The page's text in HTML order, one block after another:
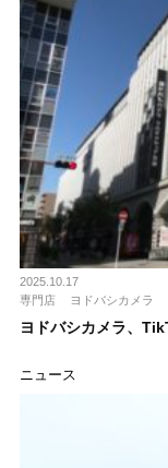
2025.10.17
専門店
ヨドバシカメラ
ヨドバシカメラ、
ニュース